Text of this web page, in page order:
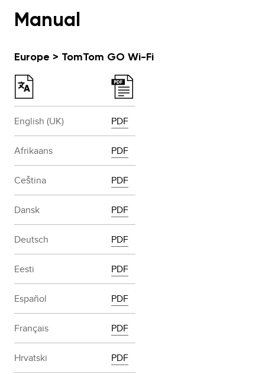
Manual
Europe > TomTom GO Wi-Fi
English (UK) PDF
Afrikaans PDF
Ceština PDF
Dansk PDF
Deutsch PDF
Eesti PDF
Español PDF
Français PDF
Hrvatski PDF